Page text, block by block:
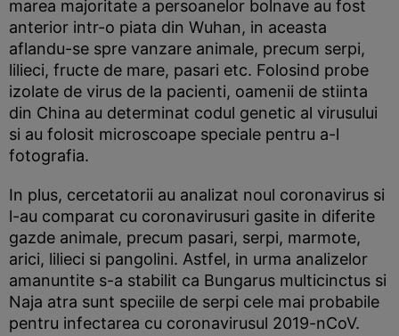
marea majoritate a persoanelor bolnave au fost
anterior intr-o piata din Wuhan, in aceasta
aflandu-se spre vanzare animale, precum serpi,
lilieci, fructe de mare, pasari etc. Folosind probe
izolate de virus de la pacienti, oamenii de stiinta
din China au determinat codul genetic al virusului
si au folosit microscoape speciale pentru a-l
fotografia.
In plus, cercetatorii au analizat noul coronavirus si
l-au comparat cu coronavirusuri gasite in diferite
gazde animale, precum pasari, serpi, marmote,
arici, lilieci si pangolini. Astfel, in urma analizelor
amanuntite s-a stabilit ca Bungarus multicinctus si
Naja atra sunt speciile de serpi cele mai probabile
pentru infectarea cu coronavirusul 2019-nCoV.